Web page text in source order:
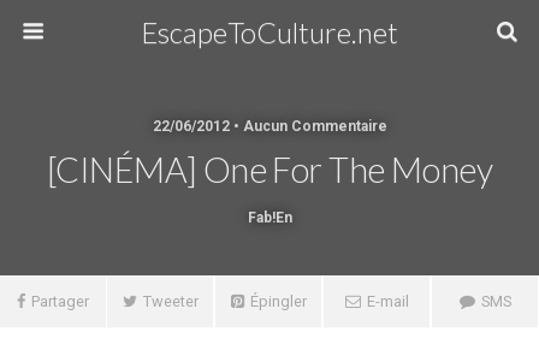
EscapeToCulture.net
22/06/2012 • Aucun Commentaire
[CINÉMA] One For The Money
Fab!en
Partager Tweeter Épingler E-mail SMS